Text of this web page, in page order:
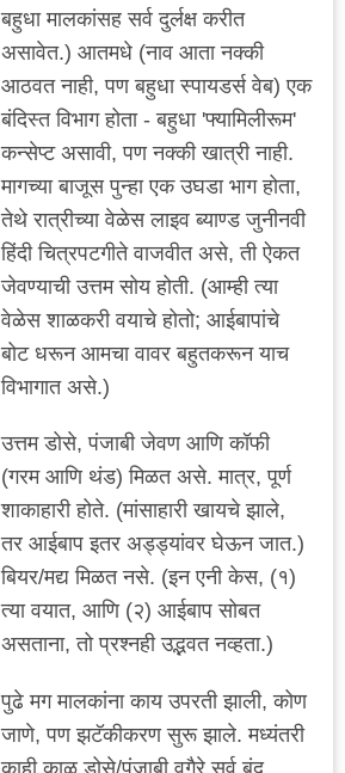
बहुधा मालकांसह सर्व दुर्लक्ष करीत
असावेत.) आतमधे (नाव आता नक्की
आठवत नाही, पण बहुधा स्पायडर्स वेब) एक
बंदिस्त विभाग होता - बहुधा 'फ्यामिलीरूम'
कन्सेप्ट असावी, पण नक्की खात्री नाही.
मागच्या बाजूस पुन्हा एक उघडा भाग होता,
तेथे रात्रीच्या वेळेस लाइव ब्याण्ड जुनीनवी
हिंदी चित्रपटगीते वाजवीत असे, ती ऐकत
जेवण्याची उत्तम सोय होती. (आम्ही त्या
वेळेस शाळकरी वयाचे होतो; आईबापांचे
बोट धरून आमचा वावर बहुतकरून याच
विभागात असे.)
उत्तम डोसे, पंजाबी जेवण आणि कॉफी
(गरम आणि थंड) मिळत असे. मात्र, पूर्ण
शाकाहारी होते. (मांसाहारी खायचे झाले,
तर आईबाप इतर अड्ड्यांवर घेऊन जात.)
बियर/मद्य मिळत नसे. (इन एनी केस, (१)
त्या वयात, आणि (२) आईबाप सोबत
असताना, तो प्रश्नही उद्भवत नव्हता.)
पुढे मग मालकांना काय उपरती झाली, कोण
जाणे, पण झटॅकीकरण सुरू झाले. मध्यंतरी
काही काळ डोसे/पंजाबी वगैरे सर्व बंद